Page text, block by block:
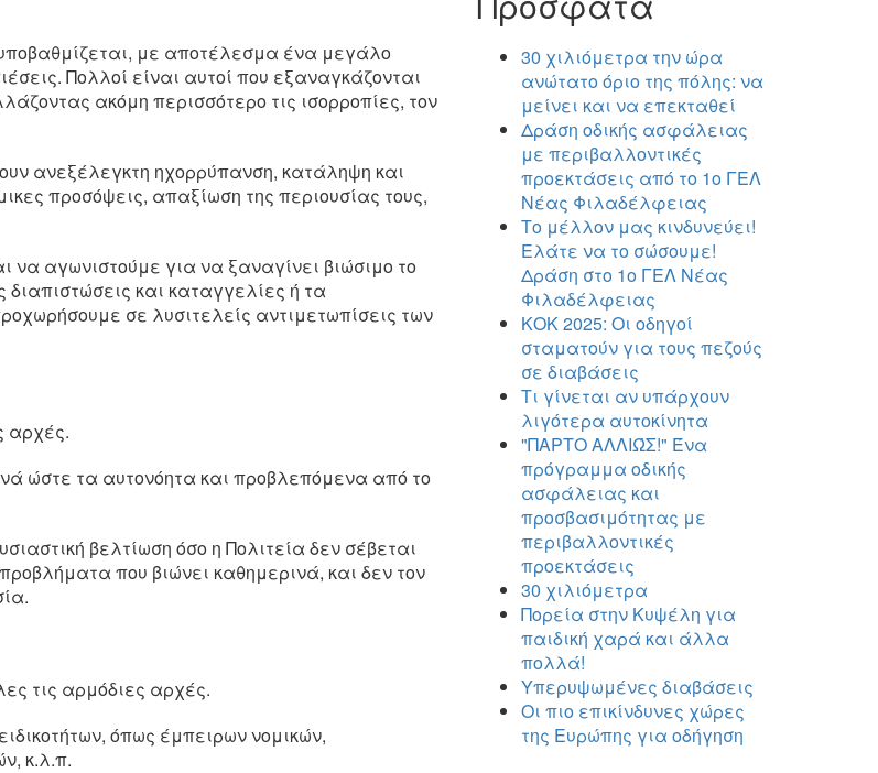
με αποτέλεσμα ένα μεγάλο
Πολλοί είναι αυτοί που εξαναγκάζονται
ακόμη περισσότερο τις ισορροπίες, τον
ανεξέλεγκτη ηχορρύπανση, κατάληψη και
προσόψεις, απαξίωση της περιουσίας τους,
αγωνιστούμε για να ξαναγίνει βιώσιμο το
διαπιστώσεις και καταγγελίες ή τα
σε λυσιτελείς αντιμετωπίσεις των
αρχές.
ώστε τα αυτονόητα και προβλεπόμενα από το
βελτίωση όσο η Πολιτεία δεν σέβεται
που βιώνει καθημερινά, και δεν τον
τις αρμόδιες αρχές.
όπως έμπειρων νομικών,
κ.λ.π.
30 χιλιόμετρα την ώρα
ανώτατο όριο της πόλης: να
μείνει και να επεκταθεί
Δράση οδικής ασφάλειας
με περιβαλλοντικές
προεκτάσεις από το 1ο ΓΕΛ
Νέας Φιλαδέλφειας
Το μέλλον μας κινδυνεύει!
Ελάτε να το σώσουμε!
Δράση στο 1ο ΓΕΛ Νέας
Φιλαδέλφειας
ΚΟΚ 2025: Οι οδηγοί
σταματούν για τους πεζούς
σε διαβάσεις
Τι γίνεται αν υπάρχουν
λιγότερα αυτοκίνητα
"ΠΑΡΤΟ ΑΛΛΙΏΣ!" Ένα
πρόγραμμα οδικής
ασφάλειας και
προσβασιμότητας με
περιβαλλοντικές
προεκτάσεις
30 χιλιόμετρα
Πορεία στην Κυψέλη για
παιδική χαρά και άλλα
πολλά!
Υπερυψωμένες διαβάσεις
Οι πιο επικίνδυνες χώρες
της Ευρώπης για οδήγηση